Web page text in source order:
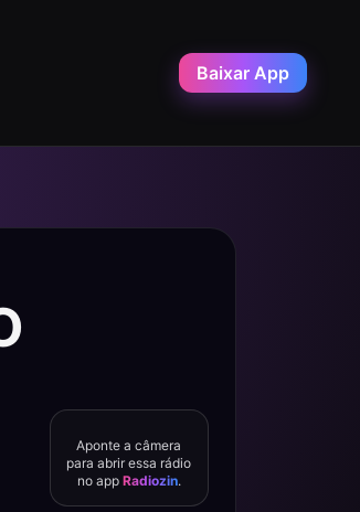
Baixar App
Aponte a câmera
para abrir essa rádio
no app Radiozin.